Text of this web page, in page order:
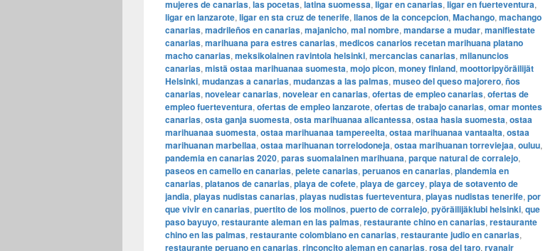
mujeres de canarias, las pocetas, latina suomessa, ligar en canarias, ligar en fuerteventura,
ligar en lanzarote, ligar en sta cruz de tenerife, llanos de la concepcion, Machango, machango
canarias, madrileños en canarias, majanicho, mal nombre, mandarse a mudar, manifiestate
canarias, marihuana para estres canarias, medicos canarios recetan marihuana platano
macho canarias, meksikolainen ravintola helsinki, mercancias canarias, milanuncios
canarias, mistä ostaa marihuanaa suomesta, mojo picon, money finland, moottoripyöräilijät
Helsinki, mudanzas a canarias, mudanzas a las palmas, museo del queso majorero, ños
canarias, novelear canarias, novelear en canarias, ofertas de empleo canarias, ofertas de
empleo fuerteventura, ofertas de empleo lanzarote, ofertas de trabajo canarias, omar montes
canarias, osta ganja suomesta, osta marihuanaa alicantessa, ostaa hasia suomesta, ostaa
marihuanaa suomesta, ostaa marihuanaa tampereelta, ostaa marihuanaa vantaalta, ostaa
marihuanan marbellaa, ostaa marihuanan torrelodoneja, ostaa marihuanan torreviejaa, ouluu,
pandemia en canarias 2020, paras suomalainen marihuana, parque natural de corralejo,
paseos en camello en canarias, pelete canarias, peruanos en canarias, plandemia en
canarias, platanos de canarias, playa de cofete, playa de garcey, playa de sotavento de
jandia, playas nudistas canarias, playas nudistas fuerteventura, playas nudistas tenerife, por
que vivir en canarias, puertito de los molinos, puerto de corralejo, pyöräilijäklubi helsinki, que
paso bayuyo, restaurante aleman en las palmas, restaurante chino en canarias, restaurante
chino en las palmas, restaurante colombiano en canarias, restaurante judio en canarias,
restaurante peruano en canarias, rinconcito aleman en canarias, rosa del taro, ryanair